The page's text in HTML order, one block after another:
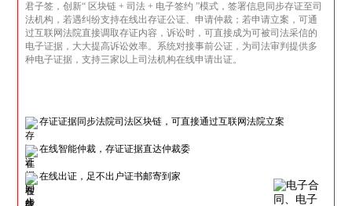
君子签，创新“ 区块链 + 司法 + 电子签约 ”模式，签署信息同步存证至司
法机构，若遇纠纷支持在线出存证公证、申请仲裁；若申请立案，可通
过互联网法院直接调取存证内容，诉讼时，可直接成为可被司法采信的
电子证据，大大提高诉讼效率。系统对接事前公证，为司法审判提供多
种电子证据，支持三家以上司法机构在线申请出证。
存证证据同步法院司法区块链，可直接通过互联网法院立案
在线智能仲裁，存证证据直达仲裁委
在线出证，足不出户证书邮寄到家